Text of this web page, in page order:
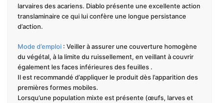
larvaires des acariens. Diablo présente une excellente action
translaminaire ce qui lui confère une longue persistance
d’action.
Mode d’emploi : Veiller à assurer une couverture homogène
du végétal, à la limite du ruissellement, en veillant à couvrir
également les faces inférieures des feuilles .
Il est recommandé d’appliquer le produit dès l’apparition des
premières formes mobiles.
Lorsqu’une population mixte est présente (œufs, larves et